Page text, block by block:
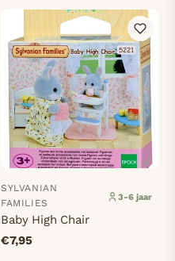
SYLVANIAN
FAMILIES
3-6 jaar
Baby High Chair
€7,95